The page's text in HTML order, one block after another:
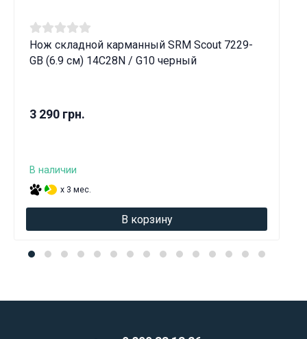
Нож складной карманный SRM Scout 7229-
GB (6.9 см) 14C28N / G10 черный
3 290 грн.
В наличии
x 3 мес.
В корзину